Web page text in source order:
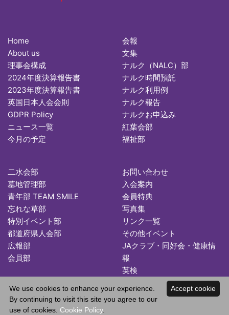
Home
About us
理事会構成
2024年度決算報告書
2023年度決算報告書
英国日本人会会則
GDPR Policy
ニュース一覧
今月の予定
会報
文集
ナルク（NALC）部
ナルク時間預託
ナルク利用例
ナルク報告
ナルクお申込み
紅葉会部
福祉部
二水会部
墓地管理部
青年部 TEAM SMILE
忘れな草部
特別イベント部
都道府県人会部
広報部
会員部
お問い合わせ
入会案内
会員特典
写真集
リンク一覧
その他イベント
JAクラブ・同好会・健康情
報
英検
Copyright © 2026 Japan Association in the UK. All Rights Reserved.
Accept cookie
We use cookies to enhance your experience.
By continuing to visit this site you agree to our
use of cookies. Cookie Policy.